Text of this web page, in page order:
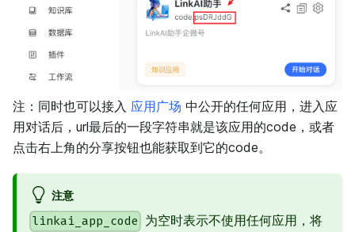
注：同时也可以接入 应用广场 中公开的任何应用，进入应
用对话后，url最后的一段字符串就是该应用的code，或者
点击右上角的分享按钮也能获取到它的code。
注意
linkai_app_code 为空时表示不使用任何应用，将